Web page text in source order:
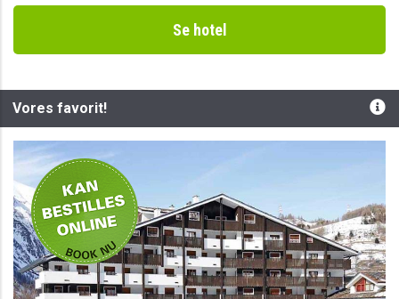
Se hotel
Vores favorit!
-